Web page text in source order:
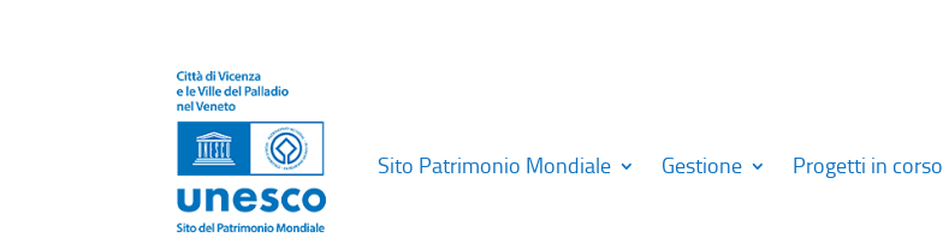
Sito Patrimonio Mondiale Gestione Progetti in corso